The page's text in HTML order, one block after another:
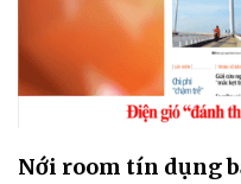
Nới room tín dụng